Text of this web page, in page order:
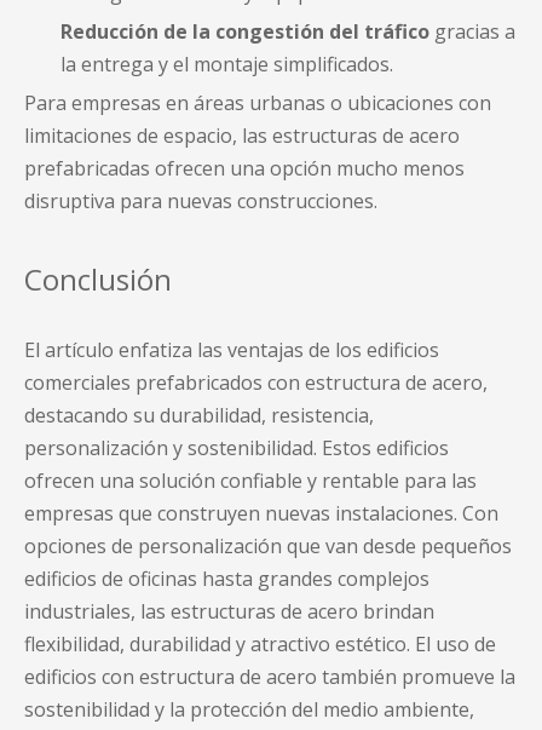
Reducción de la congestión del tráfico gracias a
la entrega y el montaje simplificados.
Para empresas en áreas urbanas o ubicaciones con
limitaciones de espacio, las estructuras de acero
prefabricadas ofrecen una opción mucho menos
disruptiva para nuevas construcciones.
Conclusión
El artículo enfatiza las ventajas de los edificios
comerciales prefabricados con estructura de acero,
destacando su durabilidad, resistencia,
personalización y sostenibilidad. Estos edificios
ofrecen una solución confiable y rentable para las
empresas que construyen nuevas instalaciones. Con
opciones de personalización que van desde pequeños
edificios de oficinas hasta grandes complejos
industriales, las estructuras de acero brindan
flexibilidad, durabilidad y atractivo estético. El uso de
edificios con estructura de acero también promueve la
sostenibilidad y la protección del medio ambiente,